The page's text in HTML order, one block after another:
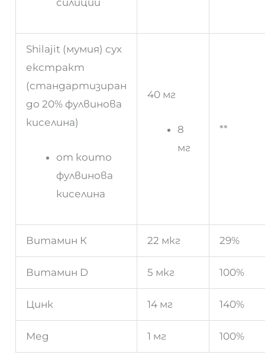
Shilajit (мумия) сух
екстракт
(стандартизиран
до 20% фулвинова
киселина)
от които
фулвинова
киселина
40 мг
8
мг
**
Витамин К 22 мкг 29%
Витамин D 5 мкг 100%
Цинк 14 мг 140%
Мед 1 мг 100%